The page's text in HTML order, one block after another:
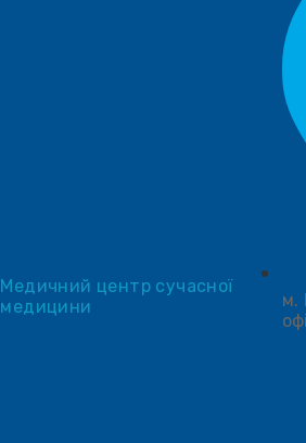
Медичний центр сучасної
медицини
м.